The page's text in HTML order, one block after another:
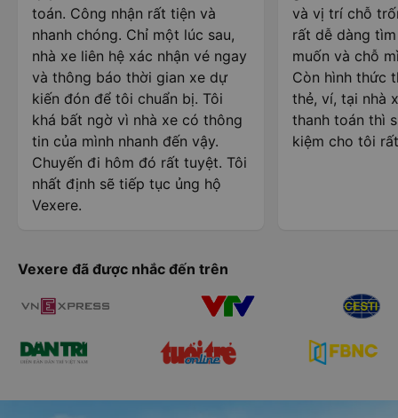
toán. Công nhận rất tiện và
nhanh chóng. Chỉ một lúc sau,
nhà xe liên hệ xác nhận vé ngay
và thông báo thời gian xe dự
kiến đón để tôi chuẩn bị. Tôi
khá bất ngờ vì nhà xe có thông
tin của mình nhanh đến vậy.
Chuyến đi hôm đó rất tuyệt. Tôi
nhất định sẽ tiếp tục ủng hộ
Vexere.
và vị trí chỗ
rất dễ dàng
muốn và chỗ
Còn hình thức
thẻ, ví, tại nhà
thanh toán thì
kiệm cho tôi
Vexere đã được nhắc đến trên